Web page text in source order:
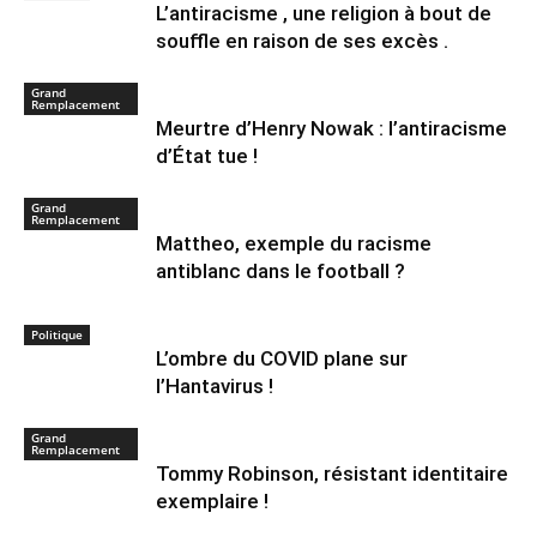
L’antiracisme , une religion à bout de
souffle en raison de ses excès .
Grand
Remplacement
Meurtre d’Henry Nowak : l’antiracisme
d’État tue !
Grand
Remplacement
Mattheo, exemple du racisme
antiblanc dans le football ?
Politique
L’ombre du COVID plane sur
l’Hantavirus !
Grand
Remplacement
Tommy Robinson, résistant identitaire
exemplaire !